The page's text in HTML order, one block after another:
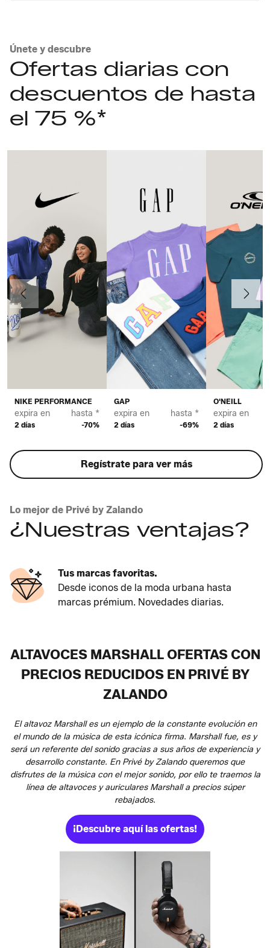
Únete y descubre
Ofertas diarias con
descuentos de hasta
el 75 %*
NIKE PERFORMANCE
expira en
2 días
hasta *
-70%
GAP
expira en
2 días
hasta *
-69%
O'NEILL
expira en
2 días
Anteriormente
Regístrate para ver más
Lo mejor de Privé by Zalando
¿Nuestras ventajas?
Tus marcas favoritas.
Desde iconos de la moda urbana hasta
marcas prémium. Novedades diarias.
ALTAVOCES MARSHALL OFERTAS CON
PRECIOS REDUCIDOS EN PRIVÉ BY
ZALANDO
El altavoz Marshall es un ejemplo de la constante evolución en
el mundo de la música de esta icónica firma. Marshall fue, es y
será un referente del sonido gracias a sus años de experiencia y
desarrollo constante. En Privé by Zalando queremos que
disfrutes de la música con el mejor sonido, por ello te traemos la
línea de altavoces y auriculares Marshall a precios súper
rebajados.
¡Descubre aquí las ofertas!